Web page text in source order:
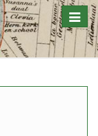
Toggle